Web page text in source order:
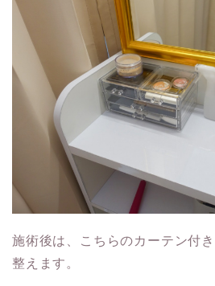
施術後は、こちらのカーテン付
整えます。